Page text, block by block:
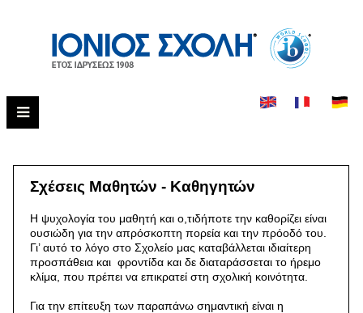
Σχέσεις Μαθητών - Καθηγητών
Η ψυχολογία του μαθητή και ο,τιδήποτε την καθορίζει είναι
ουσιώδη για την απρόσκοπτη πορεία και την πρόοδό του.
Γι’ αυτό το λόγο στο Σχολείο μας καταβάλλεται ιδιαίτερη
προσπάθεια και φροντίδα και δε διαταράσσεται το ήρεμο
κλίμα, που πρέπει να επικρατεί στη σχολική κοινότητα.
Για την επίτευξη των παραπάνω σημαντική είναι η